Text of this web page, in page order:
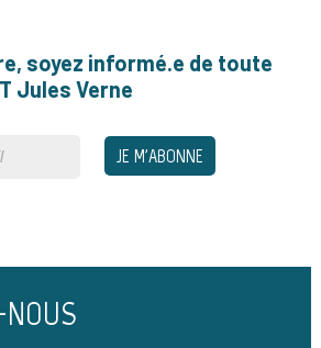
soyez informé.e de toute
Jules Verne
NOUS